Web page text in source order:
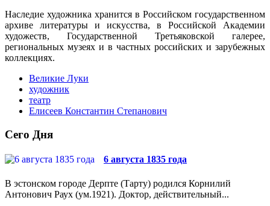
Наследие художника хранится в Российском государственном
архиве литературы и искусства, в Российской Академии
художеств, Государственной Третьяковской галерее,
региональных музеях и в частных российских и зарубежных
коллекциях.
Великие Луки
художник
театр
Елисеев Константин Степанович
Сего Дня
6 августа 1835 года
В эстонском городе Дерпте (Тарту) родился Корнилий
Антонович Раух (ум.1921). Доктор, действительный...